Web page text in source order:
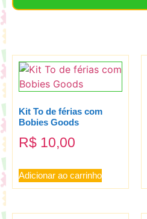
Kit To de férias com
Bobies Goods
R$ 10,00
Adicionar ao carrinho